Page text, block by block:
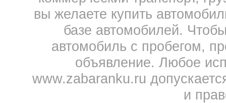
вы желаете купить
базе автомобилей.
автомобиль с пробегом,
объявление. Любое
www.zabaranku.ru
и